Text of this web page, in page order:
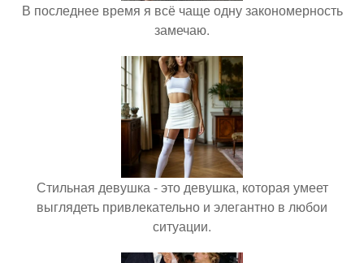
В последнее время я всё чаще одну закономерность
замечаю.
Стильная девушка - это девушка, которая умеет
выглядеть привлекательно и элегантно в любои
ситуации.